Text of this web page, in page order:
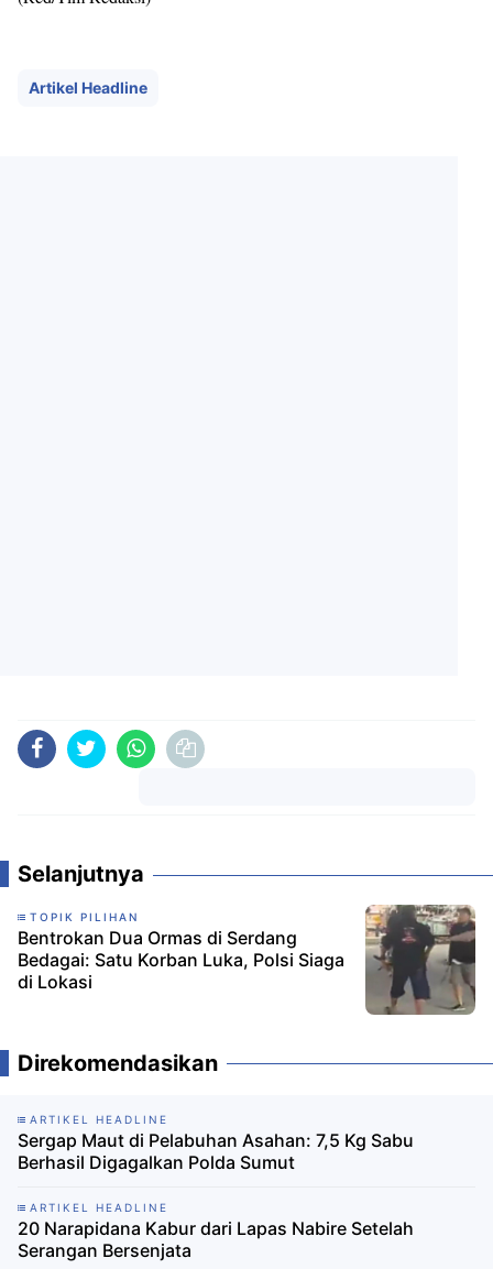
Artikel Headline
Selanjutnya
TOPIK PILIHAN
Bentrokan Dua Ormas di Serdang
Bedagai: Satu Korban Luka, Polsi Siaga
di Lokasi
Direkomendasikan
ARTIKEL HEADLINE
Sergap Maut di Pelabuhan Asahan: 7,5 Kg Sabu
Berhasil Digagalkan Polda Sumut
ARTIKEL HEADLINE
20 Narapidana Kabur dari Lapas Nabire Setelah
Serangan Bersenjata